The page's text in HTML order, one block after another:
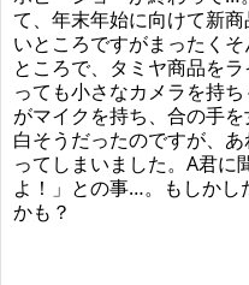
て、年末年始に向けて新
いところですがまったく
ところで、タミヤ商品を
っても小さなカメラを持
がマイクを持ち、合の手
白そうだったのですが、
ってしまいました。A君に
よ！」との事…。もしかし
かも？